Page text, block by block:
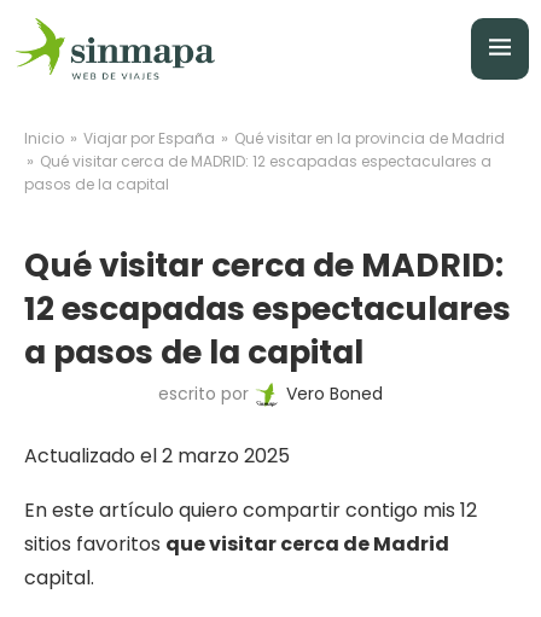
Inicio » Viajar por España » Qué visitar en la provincia de Madrid
» Qué visitar cerca de MADRID: 12 escapadas espectaculares a
pasos de la capital
Qué visitar cerca de MADRID:
12 escapadas espectaculares
a pasos de la capital
escrito por Vero Boned
Actualizado el 2 marzo 2025
En este artículo quiero compartir contigo mis 12
sitios favoritos que visitar cerca de Madrid
capital.